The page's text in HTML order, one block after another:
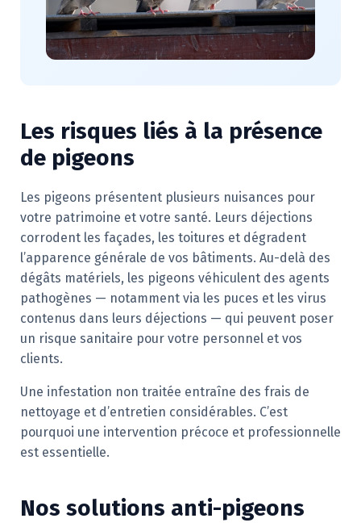
Les risques liés à la présence
de pigeons
Les pigeons présentent plusieurs nuisances pour
votre patrimoine et votre santé. Leurs déjections
corrodent les façades, les toitures et dégradent
l’apparence générale de vos bâtiments. Au-delà des
dégâts matériels, les pigeons véhiculent des agents
pathogènes — notamment via les puces et les virus
contenus dans leurs déjections — qui peuvent poser
un risque sanitaire pour votre personnel et vos
clients.
Une infestation non traitée entraîne des frais de
nettoyage et d’entretien considérables. C’est
pourquoi une intervention précoce et professionnelle
est essentielle.
Nos solutions anti-pigeons